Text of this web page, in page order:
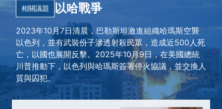
相關議題 以哈戰爭
2023年10月7日清晨，巴勒斯坦激進組織哈瑪斯空襲
以色列，並有武裝份子滲透射殺民眾，造成近500人死
亡，以國也展開反擊。2025年10月9日，在美國總統
川普推動下，以色列與哈瑪斯簽署停火協議，並交換人
質與囚犯。